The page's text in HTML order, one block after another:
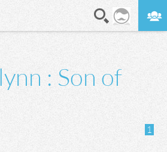
: Son of
1